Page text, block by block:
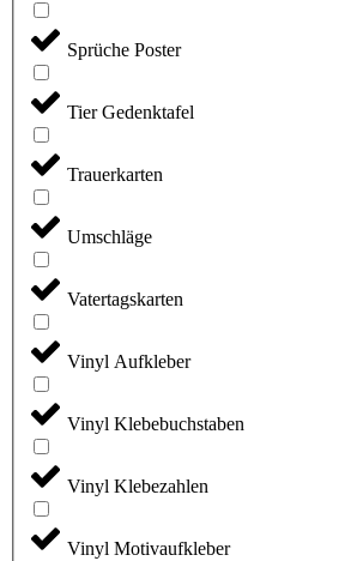
Sprüche Poster
Tier Gedenktafel
Trauerkarten
Umschläge
Vatertagskarten
Vinyl Aufkleber
Vinyl Klebebuchstaben
Vinyl Klebezahlen
Vinyl Motivaufkleber